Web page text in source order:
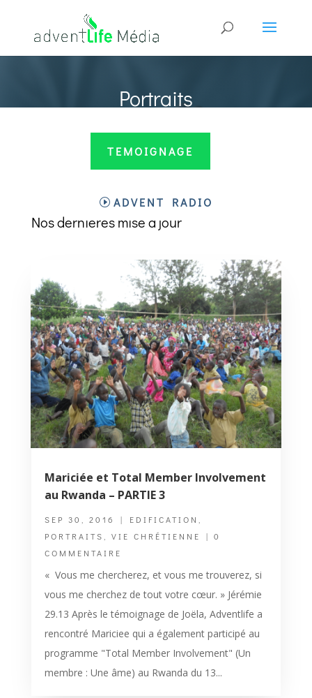
Portraits
TEMOIGNAGE
ADVENT RADIO
ADVENTLIFE
Nos dernières mise a jour
Mariciée et Total Member Involvement
au Rwanda – PARTIE 3
SEP 30, 2016 | EDIFICATION
PORTRAITS
VIE CHRÉTIENNE
| 0
COMMENTAIRE
« Vous me chercherez, et vous me trouverez, si
vous me cherchez de tout votre cœur. » Jérémie
29.13 Après le témoignage de Joëla, Adventlife a
rencontré Mariciee qui a également participé au
programme "Total Member Involvement" (Un
membre : Une âme) au Rwanda du 13...